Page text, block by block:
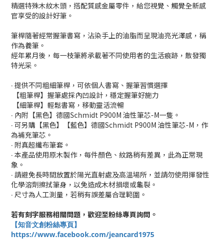
精選特殊木紋木頭，搭配質感金屬零件，給您視覺、觸覺全新感
官享受的設計好筆。
筆桿隨著經常握筆書寫，沾染手上的油脂而呈現油亮光澤感，稱
作為養筆。
經年累月後，每一枝筆將承載著不同使用者的生活痕跡，散發獨
特光采。
∙ 提供不同粗細筆桿，可依個人書寫、握筆習慣選擇
【粗筆桿】握筆處採內凹設計，穩定握筆好施力
【細筆桿】輕鬆書寫，移動靈活流暢
∙ 內附【黑色】德國Schmidt P900M 油性筆芯-M一隻。
∙ 可另購【黑色】【藍色】德國Schmidt P900M 油性筆芯-M，作
為補充筆芯。
∙ 附真超纖布筆套。
∙ 本產品使用原木製作，每件顏色、紋路稍有差異，此為正常現
象。
∙ 請避免長時間放置於陽光直射處及高溫場所，並請勿使用揮發性
化學溶劑擦拭筆身，以免造成木材損壞或龜裂。
∙ 尺寸為人工測量，若稍有誤差屬合理範圍。
若有刻字服務相關問題，歡迎至粉絲專頁詢問。
【知音文創粉絲專頁】
https://www.facebook.com/jeancard1975